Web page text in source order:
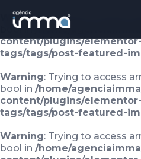
Warning: Trying to access
bool in /home/
content/plugins/
tags/tags/post-featured-
Warning: Trying to access
bool in /home/
content/plugins/
tags/tags/post-featured-
Warning: Trying to access
bool in /home/